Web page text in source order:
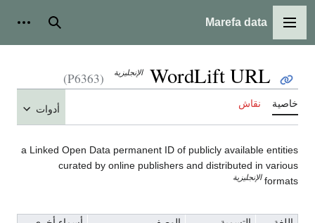
القائمة الرئيسية
Marefa data بحث
WordLift URL الإنجليزية (P6363)
خاصية نقاش أدوات
a Linked Open Data permanent ID of publicly available entities
curated by online publishers and distributed in various
formats الإنجليزية